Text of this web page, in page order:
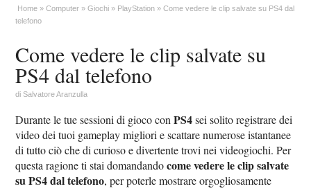
Home Computer Giochi PlayStation
Come vedere le clip salvate su PS4 dal
telefono
Come vedere le clip salvate su
PS4 dal telefono
diSalvatore Aranzulla
Durante le tue sessioni di gioco conPS4sei solito registrare dei
video dei tuoi gameplay migliori e scattare numerose istantanee
di tutto ciò che di curioso e divertente trovi nei videogiochi. Per
questa ragione ti stai domandandocome vedere le clip salvate
su PS4 dal telefono, per poterle mostrare orgogliosamente